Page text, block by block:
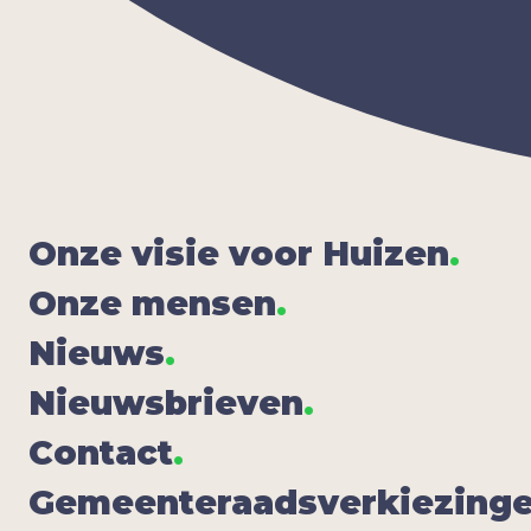
Onze visie voor Hui­zen.
Onze men­sen.
Nieuws.
Nieuws­brie­ven.
Con­tact.